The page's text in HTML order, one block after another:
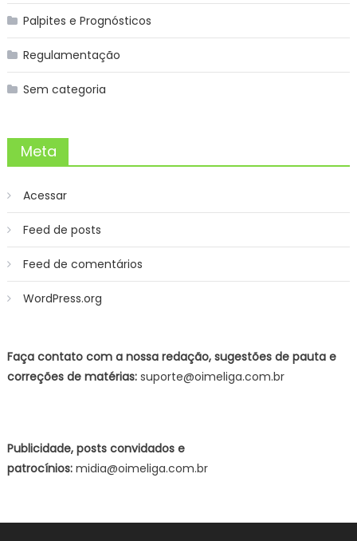
Palpites e Prognósticos
Regulamentação
Sem categoria
Meta
Acessar
Feed de posts
Feed de comentários
WordPress.org
Faça contato com a nossa redação, sugestões de pauta e
correções de matérias:suporte@oimeliga.com.br
Publicidade, posts convidados e
patrocínios:midia@oimeliga.com.br